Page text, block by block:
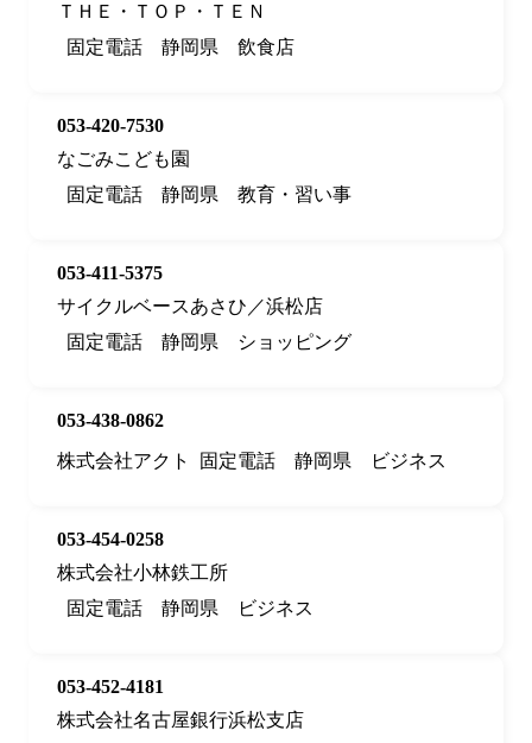
ＴＨＥ・ＴＯＰ・ＴＥＮ
固定電話
静岡県 飲食店
053-420-7530
なごみこども園
固定電話
静岡県 教育・習い事
053-411-5375
サイクルベースあさひ／浜松店
固定電話
静岡県 ショッピング
053-438-0862
株式会社アクト
固定電話 静岡県 ビジネス
053-454-0258
株式会社小林鉄工所
固定電話
静岡県 ビジネス
053-452-4181
株式会社名古屋銀行浜松支店